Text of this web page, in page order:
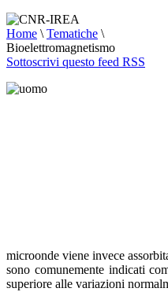
Home \ Tematiche \
Bioelettromagnetismo
Sottoscrivi questo feed RSS
microonde viene invece
sono comunemente indicati
superiore alle variazioni